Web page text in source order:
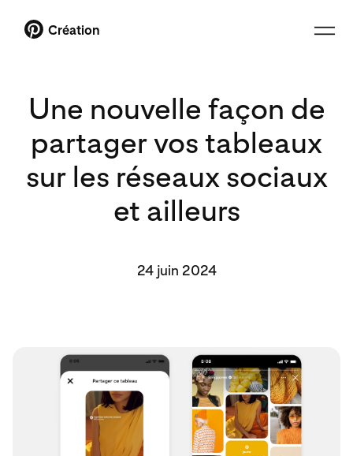
Création
Une nouvelle façon de
partager vos tableaux
sur les réseaux sociaux
et ailleurs
24 juin 2024